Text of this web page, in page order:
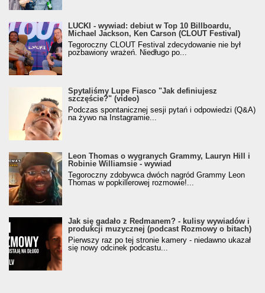
LUCKI - wywiad: debiut w Top 10 Billboardu,
Michael Jackson, Ken Carson (CLOUT Festival)
Tegoroczny CLOUT Festival zdecydowanie nie był
pozbawiony wrażeń. Niedługo po...
Spytaliśmy Lupe Fiasco "Jak definiujesz
szczęście?" (video)
Podczas spontanicznej sesji pytań i odpowiedzi (Q&A)
na żywo na Instagramie...
Leon Thomas o wygranych Grammy, Lauryn Hill i
Robinie Williamsie - wywiad
Tegoroczny zdobywca dwóch nagród Grammy Leon
Thomas w popkillerowej rozmowie!...
Jak się gadało z Redmanem? - kulisy wywiadów i
produkcji muzycznej (podcast Rozmowy o bitach)
Pierwszy raz po tej stronie kamery - niedawno ukazał
się nowy odcinek podcastu...